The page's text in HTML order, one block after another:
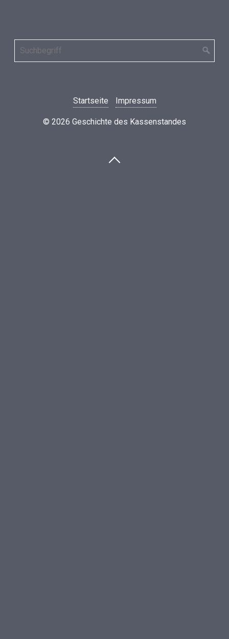
Startseite Impressum
© 2026 Geschichte des Kassenstandes